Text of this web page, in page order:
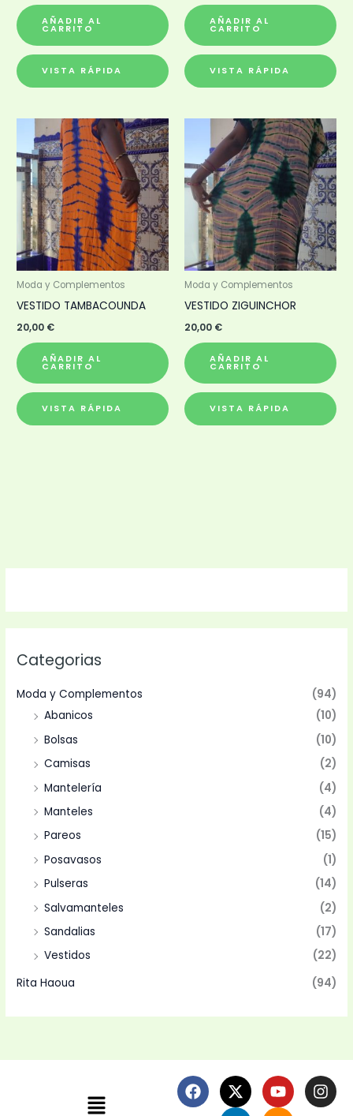
Categorias
Moda y Complementos
(94)
Abanicos
(10)
Bolsas
(10)
Camisas
(2)
Mantelería
(4)
Manteles
(4)
Pareos
(15)
Posavasos
(1)
Pulseras
(14)
Salvamanteles
(2)
Sandalias
(17)
Vestidos
(22)
Rita Haoua
(94)
AÑADIR AL
CARRITO
VISTA RÁPIDA
AÑADIR AL
CARRITO
VISTA RÁPIDA
Moda y Complementos
VESTIDO TAMBACOUNDA
20,00 €
AÑADIR AL
CARRITO
VISTA RÁPIDA
Moda y Complementos
VESTIDO ZIGUINCHOR
20,00 €
AÑADIR AL
CARRITO
VISTA RÁPIDA
Menú
F
a
X
-
Y
o
I
n
L
i
S
o